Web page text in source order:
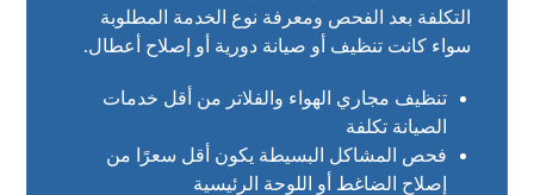
التكلفة بعد الفحص ومعرفة نوع الخدمة المطلوبة
سواء كانت تنظيف أو صيانة دورية أو إصلاح أعطال.
تنظيف مجاري الهواء والفلاتر من أقل خدمات
الصيانة تكلفة
فحص المشاكل البسيطة يكون أقل سعرًا من
إصلاح الضاغط أو اللوحة الرئيسية